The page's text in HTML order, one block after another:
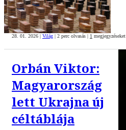
28. 01. 2026 | Világ | 2 perc olvasás | 1 megjegyzéseket
Orbán Viktor:
Magyarország
lett Ukrajna új
céltáblája